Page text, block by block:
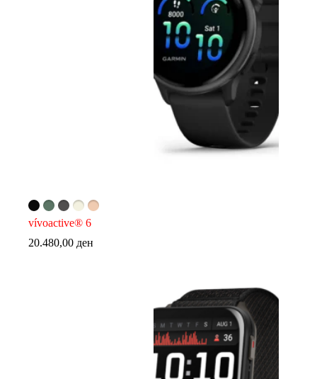
vívoactive® 6
20.480,00 ден